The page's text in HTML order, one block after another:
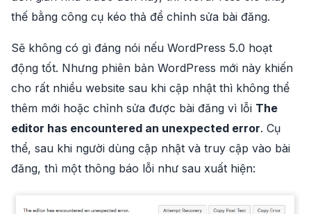
thế bằng công cụ kéo thả để chỉnh sửa bài đăng.
Sẽ không có gì đáng nói nếu WordPress 5.0 hoạt
động tốt. Nhưng phiên bản WordPress mới này khiến
cho rất nhiều website sau khi cập nhật thì không thể
thêm mới hoặc chỉnh sửa được bài đăng vì lỗi The
editor has encountered an unexpected error. Cụ
thể, sau khi người dùng cập nhật và truy cập vào bài
đăng, thì một thông báo lỗi như sau xuất hiện: